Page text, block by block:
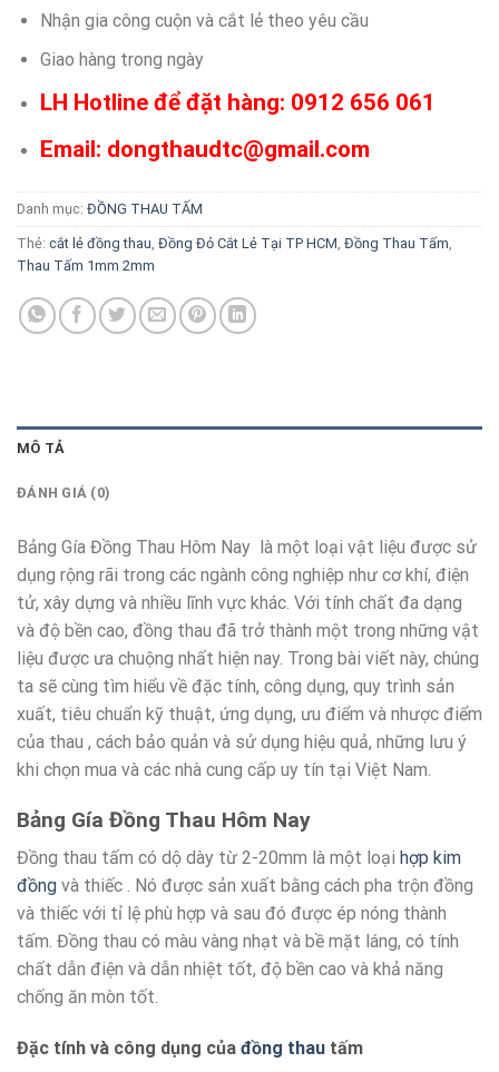
Nhận gia công cuộn và cắt lẻ theo yêu cầu
Giao hàng trong ngày
LH Hotline để đặt hàng: 0912 656 061
Email: dongthaudtc@gmail.com
Danh mục: ĐỒNG THAU TẤM
Thẻ: cắt lẻ đồng thau Đồng Đỏ Cắt Lẻ Tại TP HCM Đồng Thau Tấm
Thau Tấm 1mm 2mm
MÔ TẢ
ĐÁNH GIÁ (0)
Bảng Gía Đồng Thau Hôm Nay là một loại vật liệu được sử
dụng rộng rãi trong các ngành công nghiệp như cơ khí, điện
tử, xây dựng và nhiều lĩnh vực khác. Với tính chất đa dạng
và độ bền cao, đồng thau đã trở thành một trong những vật
liệu được ưa chuộng nhất hiện nay. Trong bài viết này, chúng
ta sẽ cùng tìm hiểu về đặc tính, công dụng, quy trình sản
xuất, tiêu chuẩn kỹ thuật, ứng dụng, ưu điểm và nhược điểm
của thau , cách bảo quản và sử dụng hiệu quả, những lưu ý
khi chọn mua và các nhà cung cấp uy tín tại Việt Nam.
Bảng Gía Đồng Thau Hôm Nay
Đồng thau tấm có dộ dày từ 2-20mm là một loại hợp kim
đồng và thiếc . Nó được sản xuất bằng cách pha trộn đồng
và thiếc với tỉ lệ phù hợp và sau đó được ép nóng thành
tấm. Đồng thau có màu vàng nhạt và bề mặt láng, có tính
chất dẫn điện và dẫn nhiệt tốt, độ bền cao và khả năng
chống ăn mòn tốt.
Đặc tính và công dụng của đồng thau tấm